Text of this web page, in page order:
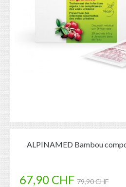
ALPINAMED Bambou
67,90 CHF 79,90 CHF